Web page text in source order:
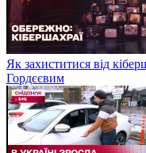
Як захиститися від
Гордєєвим